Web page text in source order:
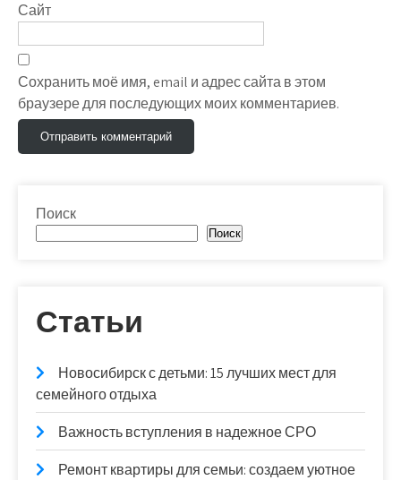
Сайт
Сохранить моё имя, email и адрес сайта в этом
браузере для последующих моих комментариев.
Поиск
Поиск
Статьи
Новосибирск с детьми: 15 лучших мест для
семейного отдыха
Важность вступления в надежное СРО
Ремонт квартиры для семьи: создаем уютное